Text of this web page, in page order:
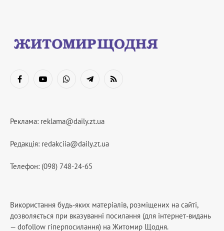
FacebookYouTubeWhatsAppTelegramRSS
Реклама: reklama@daily.zt.ua
Редакція: redakciia@daily.zt.ua
Телефон: (098) 748-24-65
Використання будь-яких матеріалів, розміщених на сайті,
дозволяється при вказуванні посилання (для інтернет-видань
— dofollow гіперпосилання) на Житомир Щодня.